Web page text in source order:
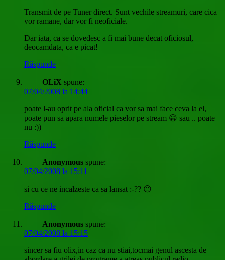
Transmit de pe Tuner direct. Sunt vechile streamuri, care cica
vor ramane, dar vor fi neoficiale.
Dar iata, ca se dovedesc a fi mai bune decat oficiosul,
deocamdata, ca e picat!
Răspunde
OLiX spune:
07/04/2008 la 14:44
poate l-au oprit pe ala oficial ca vor sa mai face ceva la el,
poate pun sa apara numele pieselor pe stream 😀 sau .. poate
nu :))
Răspunde
Anonymous spune:
07/04/2008 la 15:11
si cu ce ne incalzeste ca sa lansat :-?? 😐
Răspunde
Anonymous spune:
07/04/2008 la 15:15
sincer sa fiu olix,in caz ca nu stiai,tocmai genul ascesta de